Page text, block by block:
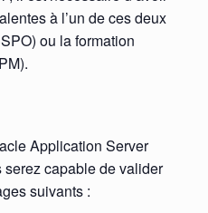
à l’un de ces deux
ou la formation
Application Server
capable de valider
suivants :